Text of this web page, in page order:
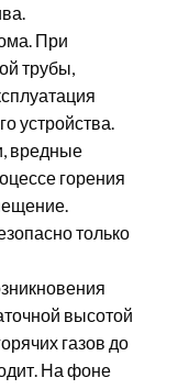
При
трубы,
устройства.
вредные
горения
только
высотой
газов до
На фоне